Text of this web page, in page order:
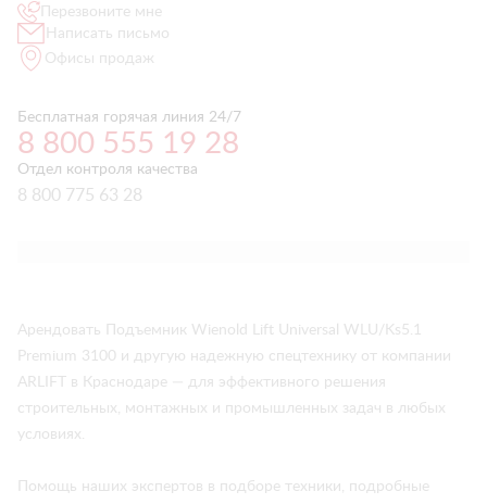
Перезвоните мне
Написать письмо
Офисы продаж
Бесплатная горячая линия 24/7
8 800 555 19 28
Отдел контроля качества
8 800 775 63 28
Арендовать Подъемник Wienold Lift Universal WLU/Ks5.1
Premium 3100 и другую надежную спецтехнику от компании
ARLIFT в Краснодаре — для эффективного решения
строительных, монтажных и промышленных задач в любых
условиях.
Помощь наших экспертов в подборе техники, подробные